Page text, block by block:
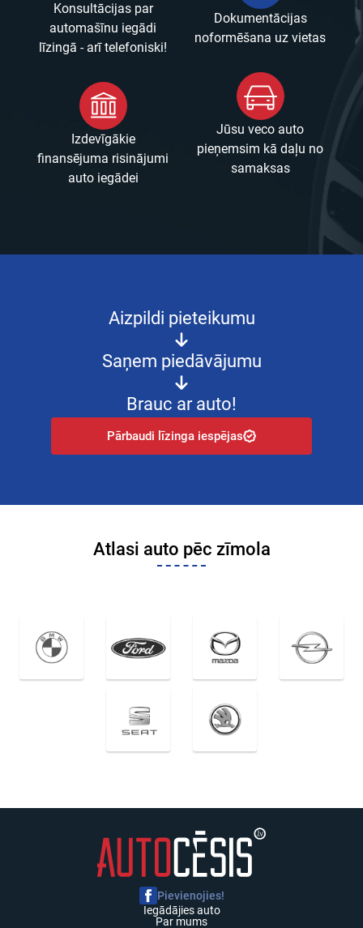
Dokumentācijas
noformēšana uz vietas
Jūsu veco auto
pieņemsim kā daļu no
samaksas
Konsultācijas par
automašīnu iegādi
līzingā - arī telefoniski!
Izdevīgākie
finansējuma risinājumi
auto iegādei
Aizpildi pieteikumu
Saņem piedāvājumu
Brauc ar auto!
Pārbaudi līzinga iespējas
Atlasi auto pēc zīmola
Iegādājies auto
Par mums
Pievienojies!